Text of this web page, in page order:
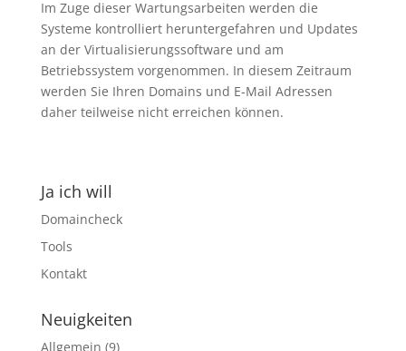
Im Zuge dieser Wartungsarbeiten werden die
Systeme kontrolliert heruntergefahren und Updates
an der Virtualisierungssoftware und am
Betriebssystem vorgenommen. In diesem Zeitraum
werden Sie Ihren Domains und E-Mail Adressen
daher teilweise nicht erreichen können.
Ja ich will
Domaincheck
Tools
Kontakt
Neuigkeiten
Allgemein (9)